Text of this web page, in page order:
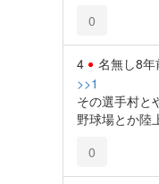
0
4 名無し8年
>>1
その選手村と
野球場とか陸
0